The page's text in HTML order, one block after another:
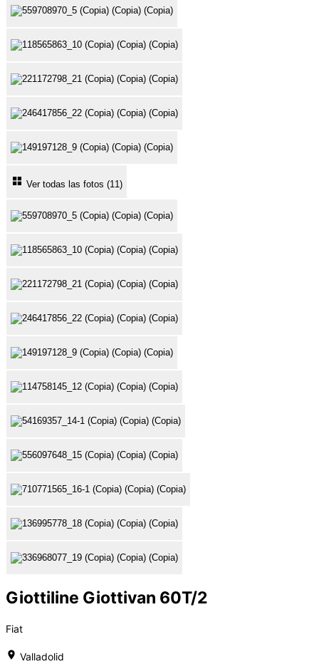
Ver todas las fotos (11)
Giottiline Giottivan 60T/2
Fiat
Valladolid